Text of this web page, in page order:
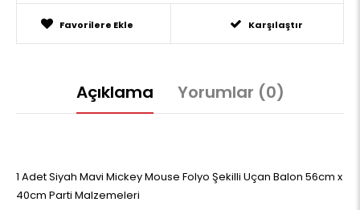
Favorilere Ekle Karşılaştır
Açıklama Yorumlar (0)
1 Adet Siyah Mavi Mickey Mouse Folyo Şekilli Uçan Balon 56cm x
40cm Parti Malzemeleri